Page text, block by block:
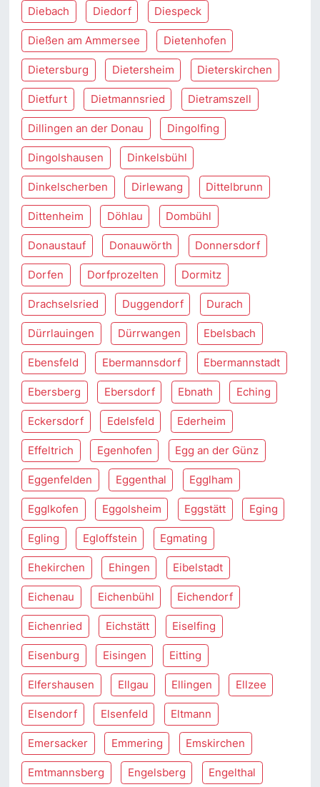
Diebach Diedorf Diespeck
Dießen am Ammersee Dietenhofen
Dietersburg Dietersheim Dieterskirchen
Dietfurt Dietmannsried Dietramszell
Dillingen an der Donau Dingolfing
Dingolshausen Dinkelsbühl
Dinkelscherben Dirlewang Dittelbrunn
Dittenheim Döhlau Dombühl
Donaustauf Donauwörth Donnersdorf
Dorfen Dorfprozelten Dormitz
Drachselsried Duggendorf Durach
Dürrlauingen Dürrwangen Ebelsbach
Ebensfeld Ebermannsdorf Ebermannstadt
Ebersberg Ebersdorf Ebnath Eching
Eckersdorf Edelsfeld Ederheim
Effeltrich Egenhofen Egg an der Günz
Eggenfelden Eggenthal Egglham
Egglkofen Eggolsheim Eggstätt Eging
Egling Egloffstein Egmating
Ehekirchen Ehingen Eibelstadt
Eichenau Eichenbühl Eichendorf
Eichenried Eichstätt Eiselfing
Eisenburg Eisingen Eitting
Elfershausen Ellgau Ellingen Ellzee
Elsendorf Elsenfeld Eltmann
Emersacker Emmering Emskirchen
Emtmannsberg Engelsberg Engelthal